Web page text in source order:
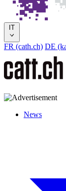
IT
FR (cath.ch) DE
News